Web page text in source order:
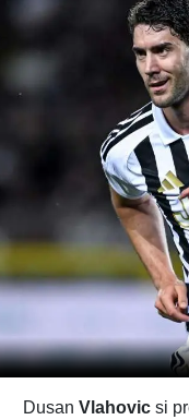
DusanVlahovic si